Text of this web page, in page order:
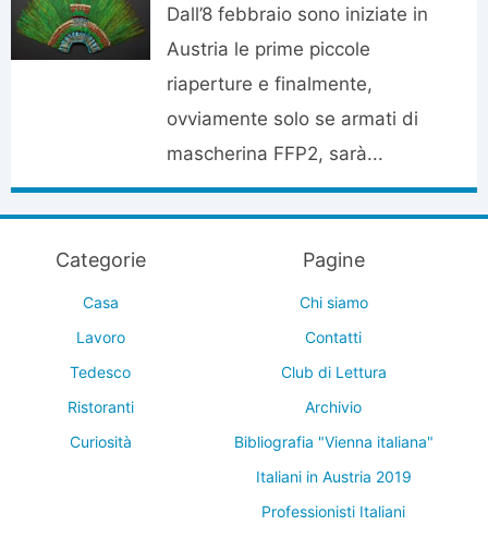
Dall’8 febbraio sono iniziate in
Austria le prime piccole
riaperture e finalmente,
ovviamente solo se armati di
mascherina FFP2, sarà...
Categorie
Casa
Lavoro
Tedesco
Ristoranti
Curiosità
Pagine
Chi siamo
Contatti
Club di Lettura
Archivio
Bibliografia "Vienna italiana"
Italiani in Austria 2019
Professionisti Italiani